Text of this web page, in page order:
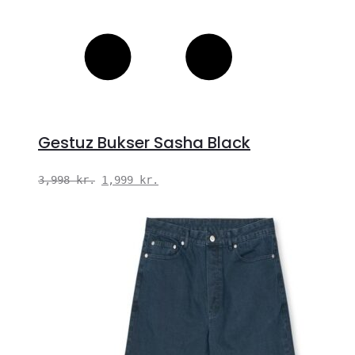
Gestuz Bukser Sasha Black
3,998kr. Den
3,998 kr..
1,999 kr.
pris
er: